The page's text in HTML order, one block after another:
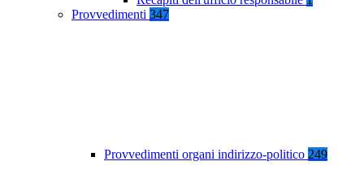
Provvedimenti 347
Provvedimenti organi indirizzo-politico 249